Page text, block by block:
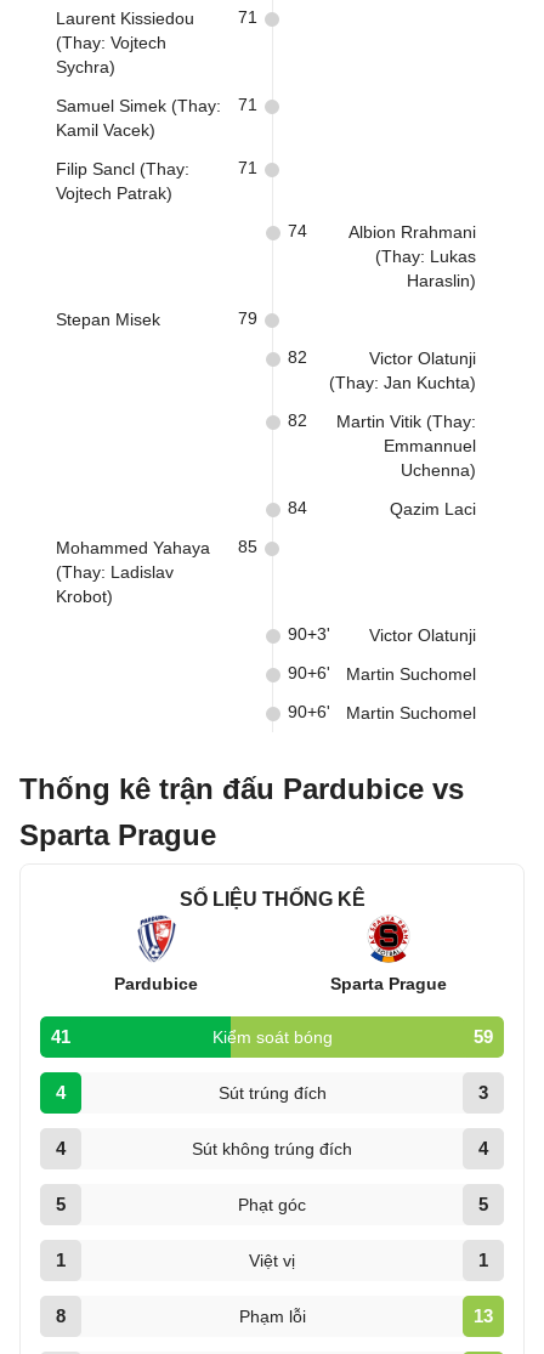
Laurent Kissiedou
(Thay: Vojtech
Sychra)
71
Samuel Simek (Thay:
Kamil Vacek)
71
Filip Sancl (Thay:
Vojtech Patrak)
71
Albion Rrahmani
(Thay: Lukas
Haraslin)
74
Stepan Misek 79
Victor Olatunji
(Thay: Jan Kuchta)
82
Martin Vitik (Thay:
Emmannuel
Uchenna)
82
Qazim Laci
84
Mohammed Yahaya
(Thay: Ladislav
Krobot)
85
Victor Olatunji
90+3'
Martin Suchomel
90+6'
Martin Suchomel
90+6'
Thống kê trận đấu Pardubice vs
Sparta Prague
SỐ LIỆU THỐNG KÊ
Pardubice Sparta Prague
41 Kiểm soát bóng 59
4 Sút trúng đích 3
4 Sút không trúng đích 4
5 Phạt góc 5
1 Việt vị 1
8 Phạm lỗi 13